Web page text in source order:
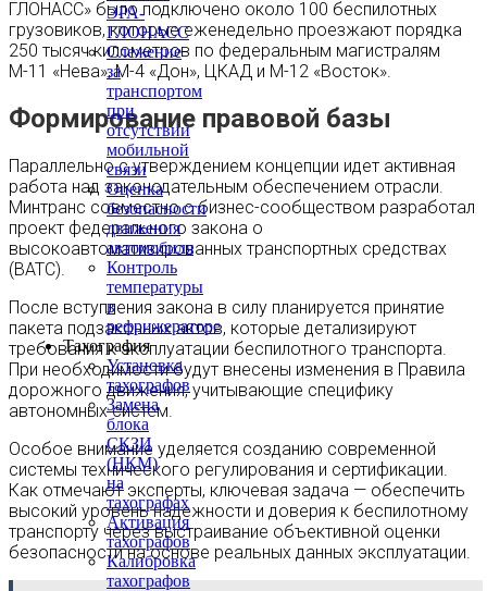
ЭРА-
ГЛОНАСС
Слежение
за
транспортом
при
отсутствии
мобильной
связи
Оценка
безопасности
движения
автомобиля
Контроль
температуры
в
рефрижераторе
Тахография
Установка
тахографов
Замена
блока
СКЗИ
(НКМ)
на
тахографах
Активация
тахографов
Калибровка
тахографов
ГЛОНАСС» было подключено около 100 беспилотных
грузовиков, которые еженедельно проезжают порядка
250 тысяч километров по федеральным магистралям
М-11 «Нева», М-4 «Дон», ЦКАД и М-12 «Восток».
Формирование правовой базы
Параллельно с утверждением концепции идет активная
работа над законодательным обеспечением отрасли.
Минтранс совместно с бизнес-сообществом разработал
проект федерального закона о
высокоавтоматизированных транспортных средствах
(ВАТС).
После вступления закона в силу планируется принятие
пакета подзаконных актов, которые детализируют
требования к эксплуатации беспилотного транспорта.
При необходимости будут внесены изменения в Правила
дорожного движения, учитывающие специфику
автономных систем.
Особое внимание уделяется созданию современной
системы технического регулирования и сертификации.
Как отмечают эксперты, ключевая задача — обеспечить
высокий уровень надежности и доверия к беспилотному
транспорту через выстраивание объективной оценки
безопасности на основе реальных данных эксплуатации.